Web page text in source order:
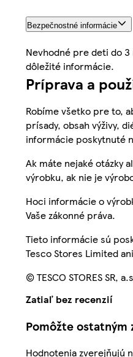
Bezpečnostné informácie
Nevhodné pre deti do
dôležité informácie.
Príprava a
Robíme všetko pre to,
prísady, obsah výživy,
informácie poskytnuté
Ak máte nejaké otázky
výrobku, ak nie je
Hoci informácie o
Vaše zákonné práva.
Tieto informácie sú
Tesco Stores Limited
© TESCO STORES SR,
Zatiaľ bez recenzií
Pomôžte ostatným
Hodnotenia zverejňujú